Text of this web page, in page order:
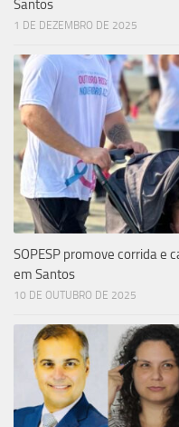
Santos
1 DE DEZEMBRO DE 2025
SOPESP promove corrida e
em Santos
10 DE OUTUBRO DE 2025